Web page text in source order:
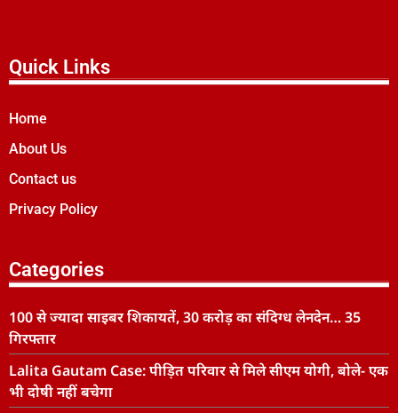
Quick Links
Home
About Us
Contact us
Privacy Policy
Categories
100 से ज्यादा साइबर शिकायतें, 30 करोड़ का संदिग्ध लेनदेन… 35
गिरफ्तार
Lalita Gautam Case: पीड़ित परिवार से मिले सीएम योगी, बोले- एक
भी दोषी नहीं बचेगा